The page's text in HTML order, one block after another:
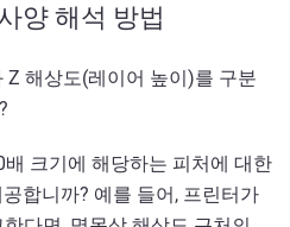
양 해석 방법
Z 해상도(레이어 높이)를 구분
크기에 해당하는 피처에 대한
합니까? 예를 들어, 프린터가